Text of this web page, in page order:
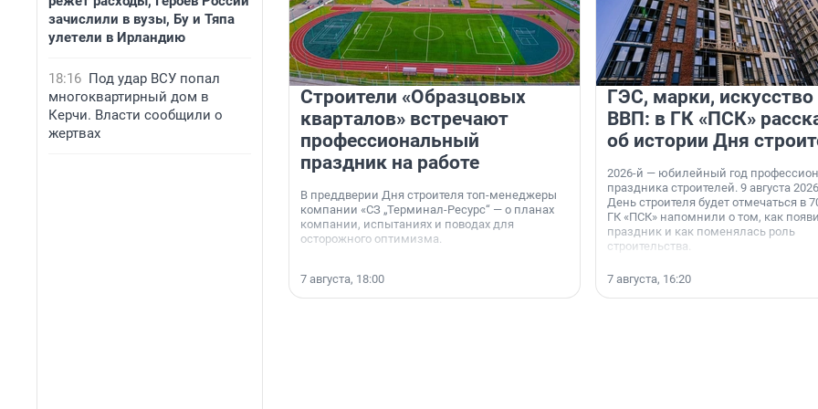
зачислили в вузы, Бу и Тяпа
улетели в Ирландию
18:16 Под удар ВСУ попал
многоквартирный дом в
Керчи. Власти сообщили о
жертвах
Строители «Образцовых
кварталов» встречают
профессиональный
праздник на работе
В преддверии Дня строителя топ-менеджеры
компании «СЗ „Терминал-Ресурс“ — о планах
компании, испытаниях и поводах для
осторожного оптимизма.
7 августа, 18:00
ГЭС, марки, искусство
ВВП: в ГК «ПСК»
об истории Дня
2026-й — юбилейный год
праздника строителей. 9 августа
День строителя будет отмечаться в
ГК «ПСК» напомнили о том, как
праздник и как поменялась роль
строительства.
7 августа, 16:20